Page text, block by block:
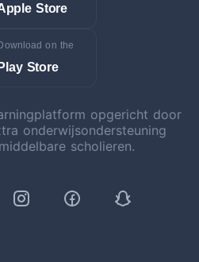
Store
on the
Play Store
opgericht door
onderwijsondersteuning
scholieren.